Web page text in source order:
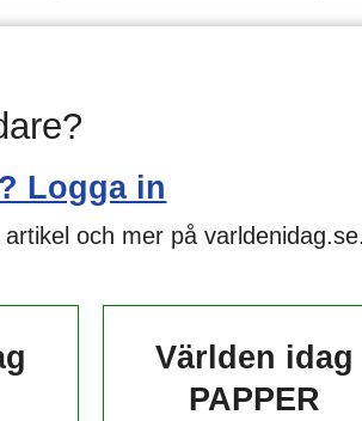
Logga in
och mer på
Världen idag
PAPPER